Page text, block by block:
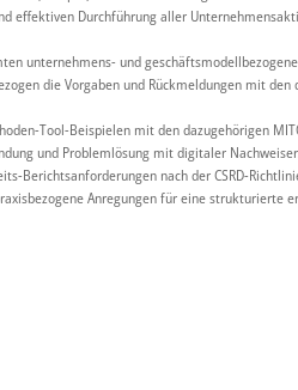
effektiven Durchführung aller
unternehmens- und
die Vorgaben und Rückmeldungen mit den
Tool-Beispielen mit den dazugehörigen
und Problemlösung mit digitaler
Berichtsanforderungen nach der CSRD-
Anregungen für eine strukturierte